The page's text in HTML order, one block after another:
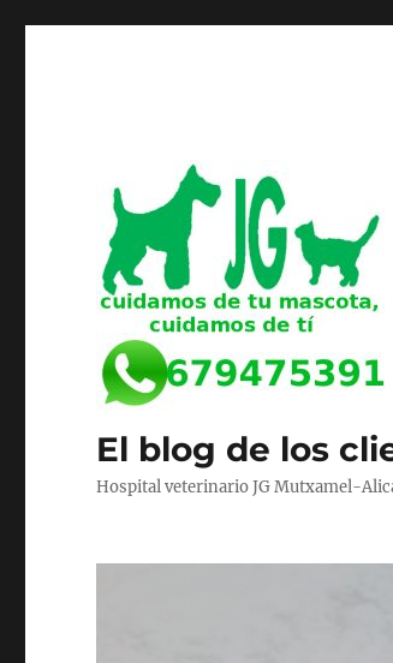
El blog de los
Hospital veterinario JG Mutxamel-